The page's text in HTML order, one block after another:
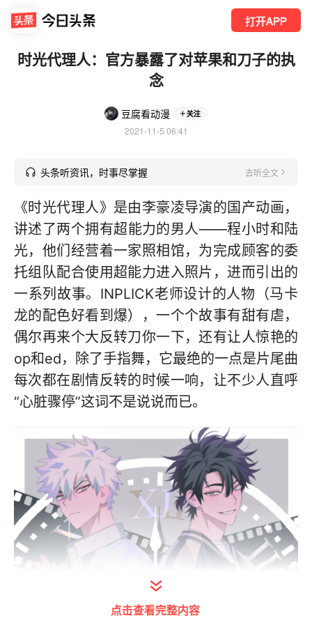
打开APP
时光代理人：官方暴露了对苹果和刀子的执
念
豆腐看动漫 关注
2021-11-5 06:41
头条听资讯，时事尽掌握 去听全文
《时光代理人》是由李豪凌导演的国产动画，
讲述了两个拥有超能力的男人——程小时和陆
光，他们经营着一家照相馆，为完成顾客的委
托组队配合使用超能力进入照片，进而引出的
一系列故事。INPLICK老师设计的人物（马卡
龙的配色好看到爆），一个个故事有甜有虐，
偶尔再来个大反转刀你一下，还有让人惊艳的
op和ed，除了手指舞，它最绝的一点是片尾曲
每次都在剧情反转的时候一响，让不少人直呼
“心脏骤停”这词不是说说而已。
点击查看完整内容